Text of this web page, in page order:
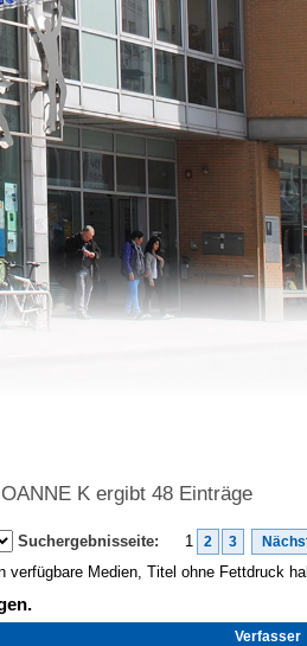
K ergibt 48 Einträge
Suchergebnisseite: 1 2 3
Medien, Titel ohne Fettdruck
Verfasser